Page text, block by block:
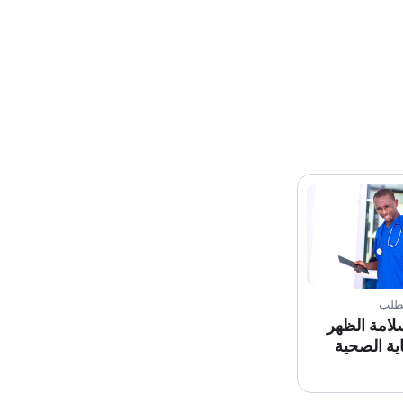
الظهر
الصحية